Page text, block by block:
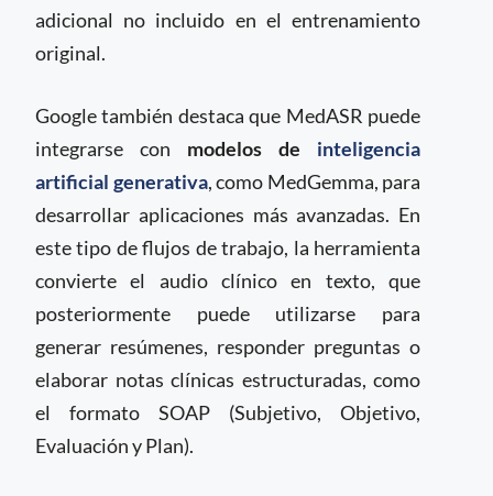
adicional no incluido en el entrenamiento
original.
Google también destaca que MedASR puede
integrarse con modelos de inteligencia
artificial generativa, como MedGemma, para
desarrollar aplicaciones más avanzadas. En
este tipo de flujos de trabajo, la herramienta
convierte el audio clínico en texto, que
posteriormente puede utilizarse para
generar resúmenes, responder preguntas o
elaborar notas clínicas estructuradas, como
el formato SOAP (Subjetivo, Objetivo,
Evaluación y Plan).